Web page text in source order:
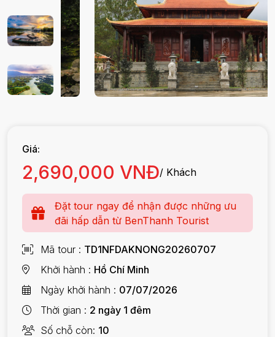
Giá:
2,690,000 VNĐ/ Khách
Đặt tour ngay để nhận được những ưu
đãi hấp dẫn từ BenThanh Tourist
Mã tour
TD1NFDAKNONG20260707
Khởi hành
Hồ Chí Minh
Ngày khởi hành
07/07/2026
Thời gian
2 ngày 1 đêm
Số chỗ còn 10